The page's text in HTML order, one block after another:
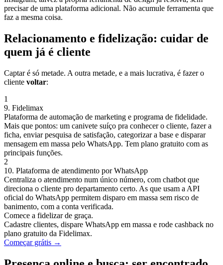
precisar de uma plataforma adicional. Não acumule ferramenta que
faz a mesma coisa.
Relacionamento e fidelização: cuidar de
quem já é cliente
Captar é só metade. A outra metade, e a mais lucrativa, é fazer o
cliente voltar:
1
9. Fidelimax
Plataforma de automação de marketing e programa de fidelidade.
Mais que pontos: um canivete suíço pra conhecer o cliente, fazer a
ficha, enviar pesquisa de satisfação, categorizar a base e disparar
mensagem em massa pelo WhatsApp. Tem plano gratuito com as
principais funções.
2
10. Plataforma de atendimento por WhatsApp
Centraliza o atendimento num único número, com chatbot que
direciona o cliente pro departamento certo. As que usam a API
oficial do WhatsApp permitem disparo em massa sem risco de
banimento, com a conta verificada.
Comece a fidelizar de graça.
Cadastre clientes, dispare WhatsApp em massa e rode cashback no
plano gratuito da Fidelimax.
Começar grátis →